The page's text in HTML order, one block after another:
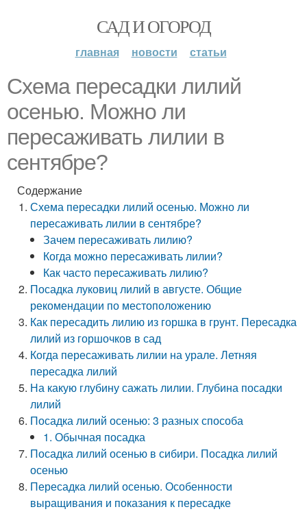
САД И ОГОРОД
главная новости статьи
Схема пересадки лилий
осенью. Можно ли
пересаживать лилии в
сентябре?
Содержание
Схема пересадки лилий осенью. Можно ли
пересаживать лилии в сентябре?
Зачем пересаживать лилию?
Когда можно пересаживать лилии?
Как часто пересаживать лилию?
Посадка луковиц лилий в августе. Общие
рекомендации по местоположению
Как пересадить лилию из горшка в грунт. Пересадка
лилий из горшочков в сад
Когда пересаживать лилии на урале. Летняя
пересадка лилий
На какую глубину сажать лилии. Глубина посадки
лилий
Посадка лилий осенью: 3 разных способа
1. Обычная посадка
Посадка лилий осенью в сибири. Посадка лилий
осенью
Пересадка лилий осенью. Особенности
выращивания и показания к пересадке